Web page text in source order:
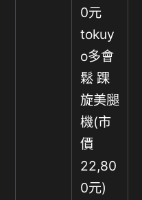
0元
tokuy
o多會
鬆 踝
旋美腿
機(市
價
22,80
0元)